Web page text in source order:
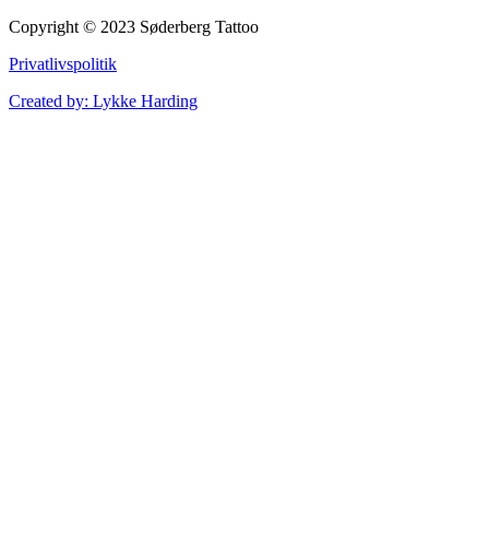
Copyright © 2023 Søderberg Tattoo
Privatlivspolitik
Created by: Lykke Harding